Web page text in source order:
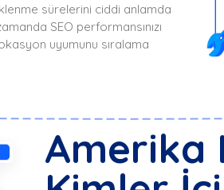
sürelerini ciddi anlamda
SEO performansınızı
uyumunu sıralama
Amerika